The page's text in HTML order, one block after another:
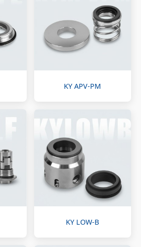
KY APV-PM
KY LOW-B